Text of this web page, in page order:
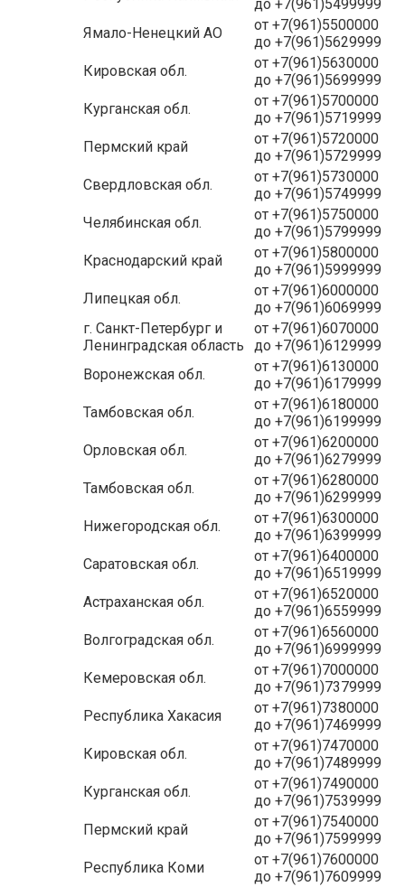
до +7(961)5499999
Ямало-Ненецкий АО
от +7(961)5500000
до +7(961)5629999
Кировская обл.
от +7(961)5630000
до +7(961)5699999
Курганская обл.
от +7(961)5700000
до +7(961)5719999
Пермский край
от +7(961)5720000
до +7(961)5729999
Свердловская обл.
от +7(961)5730000
до +7(961)5749999
Челябинская обл.
от +7(961)5750000
до +7(961)5799999
Краснодарский край
от +7(961)5800000
до +7(961)5999999
Липецкая обл.
от +7(961)6000000
до +7(961)6069999
г. Санкт-Петербург и
Ленинградская область
от +7(961)6070000
до +7(961)6129999
Воронежская обл.
от +7(961)6130000
до +7(961)6179999
Тамбовская обл.
от +7(961)6180000
до +7(961)6199999
Орловская обл.
от +7(961)6200000
до +7(961)6279999
Тамбовская обл.
от +7(961)6280000
до +7(961)6299999
Нижегородская обл.
от +7(961)6300000
до +7(961)6399999
Саратовская обл.
от +7(961)6400000
до +7(961)6519999
Астраханская обл.
от +7(961)6520000
до +7(961)6559999
Волгоградская обл.
от +7(961)6560000
до +7(961)6999999
Кемеровская обл.
от +7(961)7000000
до +7(961)7379999
Республика Хакасия
от +7(961)7380000
до +7(961)7469999
Кировская обл.
от +7(961)7470000
до +7(961)7489999
Курганская обл.
от +7(961)7490000
до +7(961)7539999
Пермский край
от +7(961)7540000
до +7(961)7599999
Республика Коми
от +7(961)7600000
до +7(961)7609999